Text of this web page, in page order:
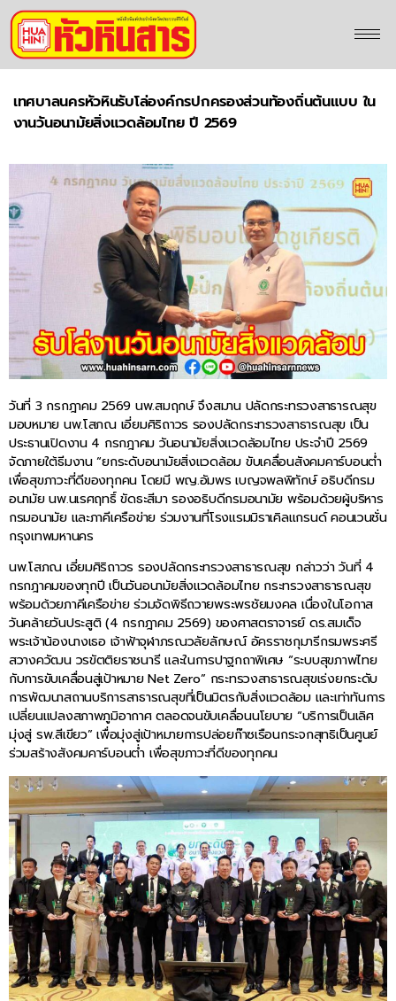
เทศบาลนครหัวหินรับโล่องค์กรปกครองส่วนท้องถิ่นต้นแบบ ใน
งานวันอนามัยสิ่งแวดล้อมไทย ปี 2569
วันที่ 3 กรกฎาคม 2569 นพ.สมฤกษ์ จึงสมาน ปลัดกระทรวงสาธารณสุข
มอบหมาย นพ.โสภณ เอี่ยมศิริถาวร รองปลัดกระทรวงสาธารณสุข เป็น
ประธานเปิดงาน 4 กรกฎาคม วันอนามัยสิ่งแวดล้อมไทย ประจำปี 2569
จัดภายใต้ธีมงาน “ยกระดับอนามัยสิ่งแวดล้อม ขับเคลื่อนสังคมคาร์บอนต่ำ
เพื่อสุขภาวะที่ดีของทุกคน โดยมี พญ.อัมพร เบญจพลพิทักษ์ อธิบดีกรม
อนามัย นพ.นเรศฤทธิ์ ขัดธะสีมา รองอธิบดีกรมอนามัย พร้อมด้วยผู้บริหาร
กรมอนามัย และภาคีเครือข่าย ร่วมงานที่โรงแรมมิราเคิลแกรนด์ คอนเวนชั่น
กรุงเทพมหานคร
นพ.โสภณ เอี่ยมศิริถาวร รองปลัดกระทรวงสาธารณสุข กล่าวว่า วันที่ 4
กรกฎาคมของทุกปี เป็นวันอนามัยสิ่งแวดล้อมไทย กระทรวงสาธารณสุข
พร้อมด้วยภาคีเครือข่าย ร่วมจัดพิธีถวายพระพรชัยมงคล เนื่องในโอกาส
วันคล้ายวันประสูติ (4 กรกฎาคม 2569) ของศาสตราจารย์ ดร.สมเด็จ
พระเจ้าน้องนางเธอ เจ้าฟ้าจุฬาภรณวลัยลักษณ์ อัครราชกุมารีกรมพระศรี
สวางควัฒน วรขัตติยราชนารี และในการปาฐกถาพิเศษ “ระบบสุขภาพไทย
กับการขับเคลื่อนสู่เป้าหมาย Net Zero” กระทรวงสาธารณสุขเร่งยกระดับ
การพัฒนาสถานบริการสาธารณสุขที่เป็นมิตรกับสิ่งแวดล้อม และเท่าทันการ
เปลี่ยนแปลงสภาพภูมิอากาศ ตลอดจนขับเคลื่อนนโยบาย “บริการเป็นเลิศ
มุ่งสู่ รพ.สีเขียว” เพื่อมุ่งสู่เป้าหมายการปล่อยก๊าซเรือนกระจกสุทธิเป็นศูนย์
ร่วมสร้างสังคมคาร์บอนต่ำ เพื่อสุขภาวะที่ดีของทุกคน